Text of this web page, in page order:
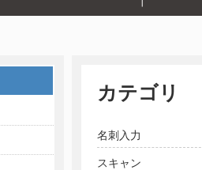
カテゴリ
名刺入力
スキャン